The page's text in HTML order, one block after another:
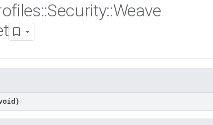
::Security::Weave